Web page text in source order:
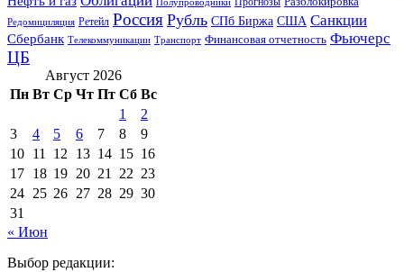
Редомициляция Ретейл Россия Рубль СПб Биржа США Санкции
Сбербанк Телекоммуникации Транспорт Финансовая отчетность Фьючерс
ЦБ
Август 2026
Пн Вт Ср Чт Пт Сб Вс
1
2
3
4 5 6 7 8
9
10 11 12 13 14 15 16
17 18 19 20 21 22 23
24 25 26 27 28 29 30
31
« Июн
Выбор редакции: